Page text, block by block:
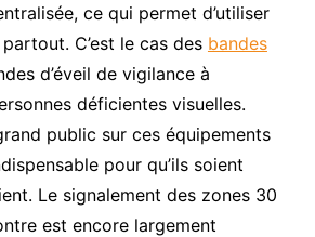
ce qui permet d’utiliser
C’est le cas des bandes
d’éveil de vigilance à
déficientes visuelles.
public sur ces équipements
pour qu’ils soient
Le signalement des zones 30
est encore largement